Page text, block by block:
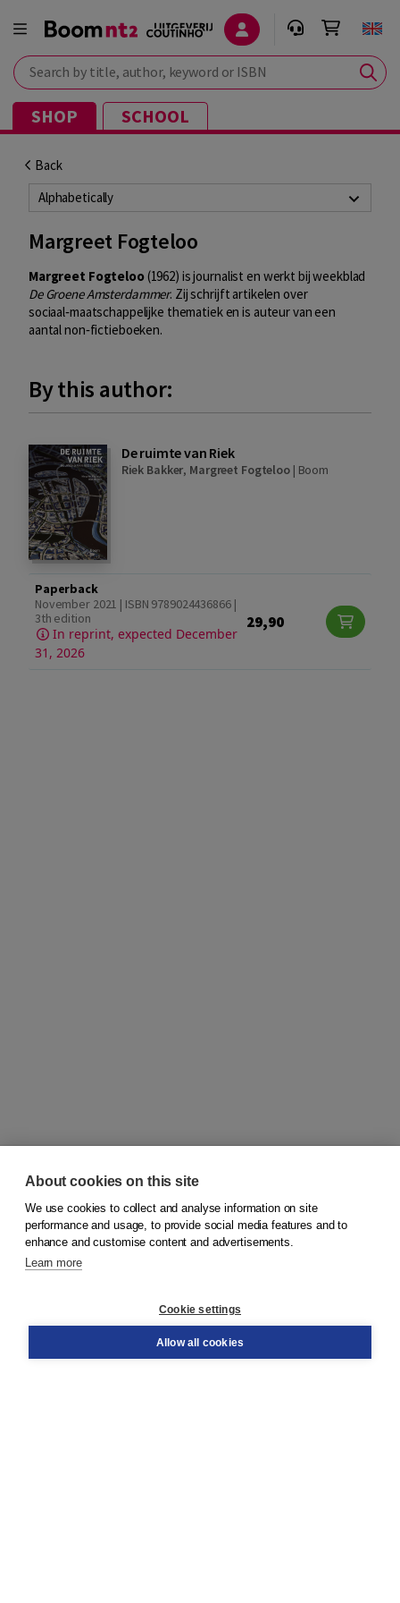
Search by title, author, keyword or ISBN
SHOP SCHOOL
Back
Alphabetically
Margreet Fogteloo
Margreet Fogteloo(1962) is journalist en werkt bij weekblad
De Groene Amsterdammer. Zij schrijft artikelen over
sociaal‑maatschappelijke thematiek en is auteur van een
aantal non‑fictieboeken.
By this author:
De ruimte van Riek
Riek Bakker, Margreet Fogteloo| Boom
Paperback
November 2021 | ISBN 9789024436866 |
3th edition
In reprint, expected December
31, 2026
29,90
© 2026Koninklijke Boom uitgevers
Order
About cookies on this site
We use cookies to collect and analyse information on site
performance and usage, to provide social media features and to
enhance and customise content and advertisements.
Learn more
Cookie settings
Allow all cookies